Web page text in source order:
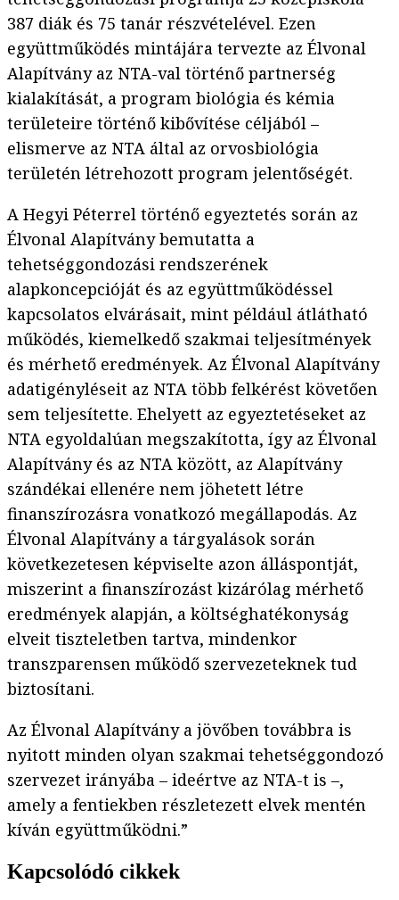
387 diák és 75 tanár részvételével. Ezen
együttműködés mintájára tervezte az Élvonal
Alapítvány az NTA-val történő partnerség
kialakítását, a program biológia és kémia
területeire történő kibővítése céljából –
elismerve az NTA által az orvosbiológia
területén létrehozott program jelentőségét.
A Hegyi Péterrel történő egyeztetés során az
Élvonal Alapítvány bemutatta a
tehetséggondozási rendszerének
alapkoncepcióját és az együttműködéssel
kapcsolatos elvárásait, mint például átlátható
működés, kiemelkedő szakmai teljesítmények
és mérhető eredmények. Az Élvonal Alapítvány
adatigényléseit az NTA több felkérést követően
sem teljesítette. Ehelyett az egyeztetéseket az
NTA egyoldalúan megszakította, így az Élvonal
Alapítvány és az NTA között, az Alapítvány
szándékai ellenére nem jöhetett létre
finanszírozásra vonatkozó megállapodás. Az
Élvonal Alapítvány a tárgyalások során
következetesen képviselte azon álláspontját,
miszerint a finanszírozást kizárólag mérhető
eredmények alapján, a költséghatékonyság
elveit tiszteletben tartva, mindenkor
transzparensen működő szervezeteknek tud
biztosítani.
Az Élvonal Alapítvány a jövőben továbbra is
nyitott minden olyan szakmai tehetséggondozó
szervezet irányába – ideértve az NTA-t is –,
amely a fentiekben részletezett elvek mentén
kíván együttműködni.”
Kapcsolódó cikkek